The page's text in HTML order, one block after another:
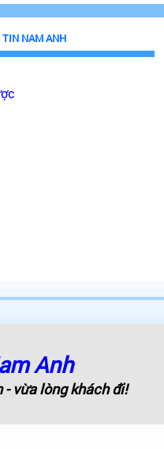
TIN NAM ANH
Anh
- vừa lòng khách đi!